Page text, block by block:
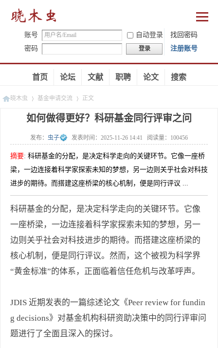
账号 自动登录
找回密码
密码
登录 注册账号
首页 论坛 文献 职聘 论文 搜索
晓木虫
»
基金申请交流
»
正文
如何做得更好？科研基金同行评审之问
发布： 虫子 发表时间： 2025-11-26 14:41 阅读量： 100456
摘要: 科研基金的分配，是决定科学走向的关键环节。它像一座桥
梁，一边连接着科学家探索未知的梦想，另一边则关乎社会对科技
进步的期待。而搭建这座桥梁的核心机制，便是同行评议 ...
科研基金的分配，是决定科学走向的关键环节。它像
一座桥梁，一边连接着科学家探索未知的梦想，另一
边则关乎社会对科技进步的期待。而搭建这座桥梁的
核心机制，便是同行评议。然而，这个被视为科学界
“黄金标准”的体系，正面临着信任危机与改革呼声。
JDIS 近期发表的一篇综述论文《Peer review for fundin
g decisions》对基金机构科研资助决策中的同行评审问
题进行了全面且深入的探讨。